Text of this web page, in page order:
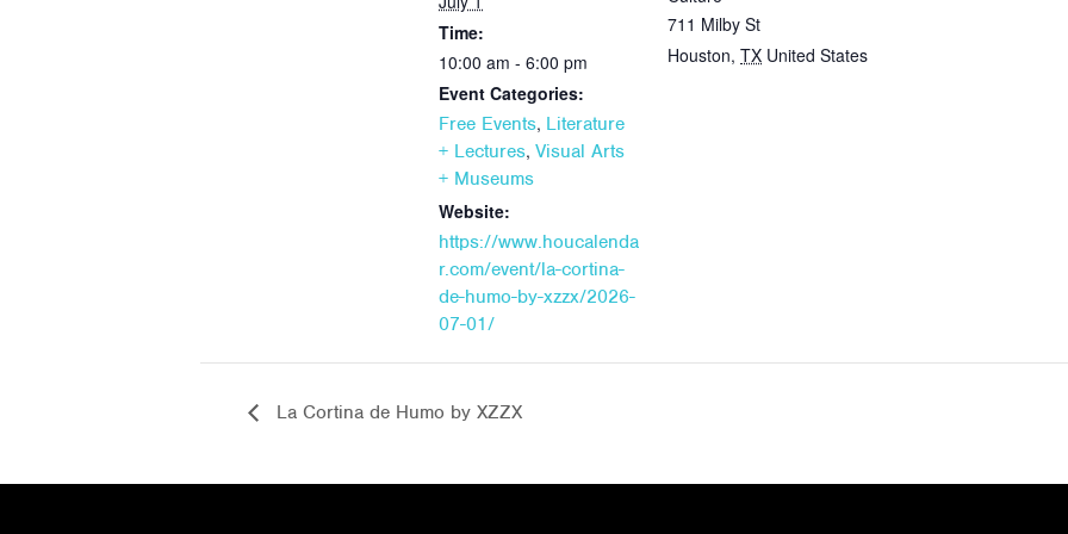
Time:
10:00 am - 6:00 pm
Event Categories:
Free Events, Literature
+ Lectures, Visual Arts
+ Museums
Website:
https://www.houcalenda
r.com/event/la-cortina-
de-humo-by-xzzx/2026-
07-01/
711 Milby St
Houston, TX United States
La Cortina de Humo by XZZX